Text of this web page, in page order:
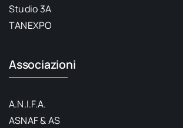
Studio 3A
TANEXPO
Associazioni
A.N.I.F.A.
ASNAF & AS